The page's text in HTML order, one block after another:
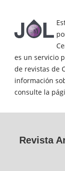
es un servicio
de revistas de
información
consulte la
Revista